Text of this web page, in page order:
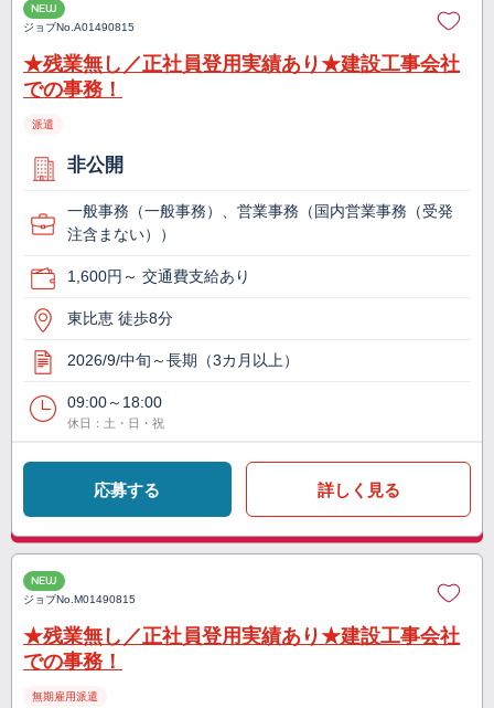
NEW
ジョブNo.A01490815
★残業無し／正社員登用実績あり★建設工事会社
での事務！
派遣
非公開
一般事務（一般事務）、営業事務（国内営業事務（受発
注含まない））
1,600円～ 交通費支給あり
東比恵 徒歩8分
2026/9/中旬～長期（3カ月以上）
09:00～18:00
休日：土・日・祝
応募する 詳しく見る
NEW
ジョブNo.M01490815
★残業無し／正社員登用実績あり★建設工事会社
での事務！
無期雇用派遣